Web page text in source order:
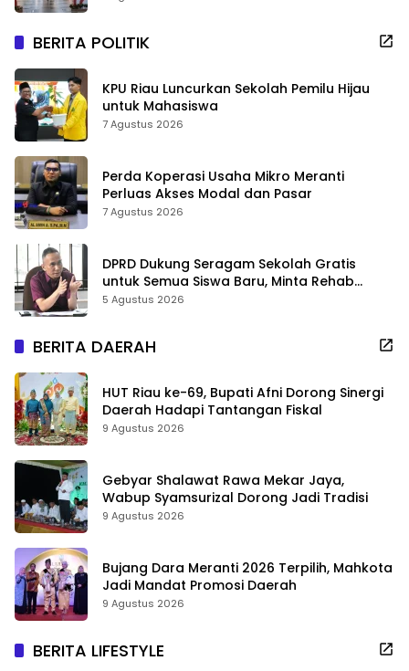
BERITA POLITIK
KPU Riau Luncurkan Sekolah Pemilu Hijau
untuk Mahasiswa
7 Agustus 2026
Perda Koperasi Usaha Mikro Meranti
Perluas Akses Modal dan Pasar
7 Agustus 2026
DPRD Dukung Seragam Sekolah Gratis
untuk Semua Siswa Baru, Minta Rehab
Sekolah Jangan Dikurangi
5 Agustus 2026
BERITA DAERAH
HUT Riau ke-69, Bupati Afni Dorong Sinergi
Daerah Hadapi Tantangan Fiskal
9 Agustus 2026
Gebyar Shalawat Rawa Mekar Jaya,
Wabup Syamsurizal Dorong Jadi Tradisi
9 Agustus 2026
Bujang Dara Meranti 2026 Terpilih, Mahkota
Jadi Mandat Promosi Daerah
9 Agustus 2026
BERITA LIFESTYLE